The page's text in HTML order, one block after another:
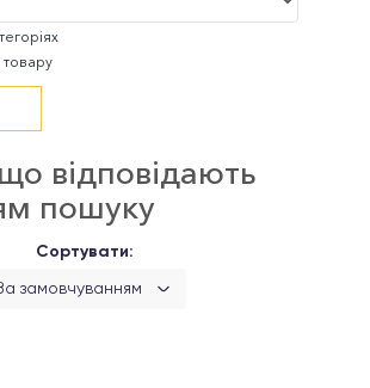
товару
відповідають
пошуку
Сортувати:
замовчуванням